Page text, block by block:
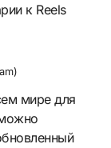
к Reels
мире для